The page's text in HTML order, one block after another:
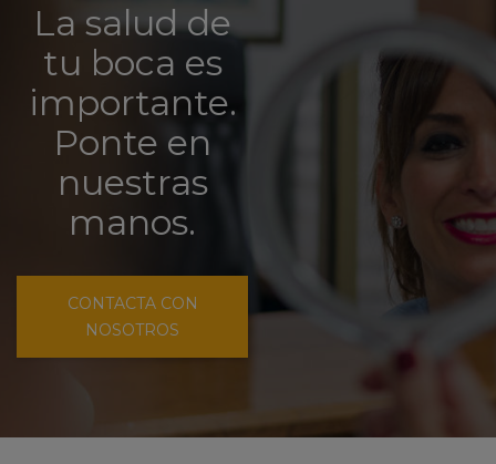
La salud de
tu boca es
importante.
Ponte en
nuestras
manos.
CONTACTA CON
NOSOTROS